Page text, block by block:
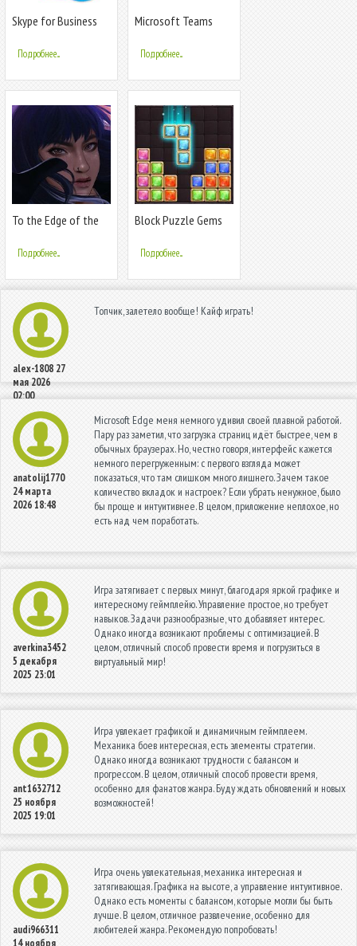
Skype for Business
Подробнее...
Microsoft Teams
Подробнее...
To the Edge of the
Подробнее...
Block Puzzle Gems
Подробнее...
alex-1808 27
мая 2026
02:00
Топчик, залетело вообще! Кайф играть!
anatolij1770
24 марта
2026 18:48
Microsoft Edge меня немного удивил своей плавной работой.
Пару раз заметил, что загрузка страниц идёт быстрее, чем в
обычных браузерах. Но, честно говоря, интерфейс кажется
немного перегруженным: с первого взгляда может
показаться, что там слишком много лишнего. Зачем такое
количество вкладок и настроек? Если убрать ненужное, было
бы проще и интуитивнее. В целом, приложение неплохое, но
есть над чем поработать.
averkina3452
5 декабря
2025 23:01
Игра затягивает с первых минут, благодаря яркой графике и
интересному геймплейю. Управление простое, но требует
навыков. Задачи разнообразные, что добавляет интерес.
Однако иногда возникают проблемы с оптимизацией. В
целом, отличный способ провести время и погрузиться в
виртуальный мир!
ant1632712
25 ноября
2025 19:01
Игра увлекает графикой и динамичным геймплеем.
Механика боев интересная, есть элементы стратегии.
Однако иногда возникают трудности с балансом и
прогрессом. В целом, отличный способ провести время,
особенно для фанатов жанра. Буду ждать обновлений и новых
возможностей!
audi966311
14 ноября
Игра очень увлекательная, механика интересная и
затягивающая. Графика на высоте, а управление интуитивное.
Однако есть моменты с балансом, которые могли бы быть
лучше. В целом, отличное развлечение, особенно для
любителей жанра. Рекомендую попробовать!